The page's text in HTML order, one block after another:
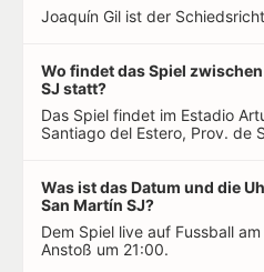
Joaquín Gil ist der
Wo findet das Spiel
SJ statt?
Das Spiel findet im Estadio
Santiago del Estero, Prov. de
Was ist das Datum und die
San Martín SJ?
Dem Spiel live auf Fussball
Anstoß um 21:00.